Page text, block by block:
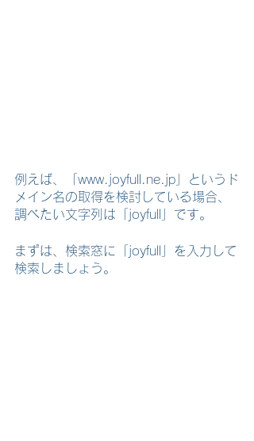
例えば、「www.joyfull.ne.jp」というド
メイン名の取得を検討している場合、
調べたい文字列は「joyfull」です。
まずは、検索窓に「joyfull」を入力して
検索しましょう。